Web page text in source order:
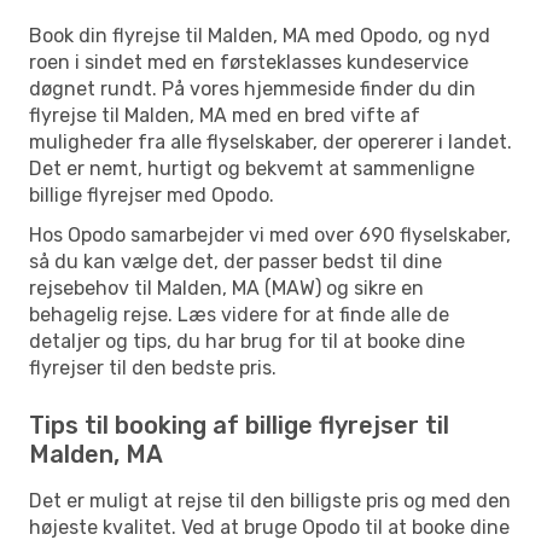
Book din flyrejse til Malden, MA med Opodo, og nyd
roen i sindet med en førsteklasses kundeservice
døgnet rundt. På vores hjemmeside finder du din
flyrejse til Malden, MA med en bred vifte af
muligheder fra alle flyselskaber, der opererer i landet.
Det er nemt, hurtigt og bekvemt at sammenligne
billige flyrejser med Opodo.
Hos Opodo samarbejder vi med over 690 flyselskaber,
så du kan vælge det, der passer bedst til dine
rejsebehov til Malden, MA (MAW) og sikre en
behagelig rejse. Læs videre for at finde alle de
detaljer og tips, du har brug for til at booke dine
flyrejser til den bedste pris.
Tips til booking af billige flyrejser til
Malden, MA
Det er muligt at rejse til den billigste pris og med den
højeste kvalitet. Ved at bruge Opodo til at booke dine